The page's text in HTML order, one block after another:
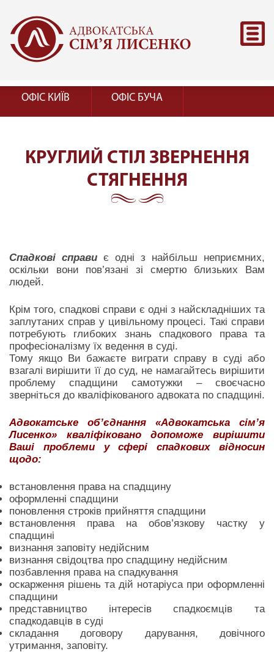
ОФІС КИЇВ ОФІС БУЧА
КРУГЛИЙ СТІЛ ЗВЕРНЕННЯ
СТЯГНЕННЯ
Спадкові справи є одні з найбільш неприємних,
оскільки вони пов’язані зі смертю близьких Вам
людей.
Крім того, спадкові справи є одні з найскладніших та
заплутаних справ у цивільному процесі. Такі справи
потребують глибоких знань спадкового права та
професіоналізму їх ведення в суді.
Тому якщо Ви бажаєте виграти справу в суді або
взагалі вирішити її до суд, не намагайтесь вирішити
проблему спадщини самотужки – своєчасно
зверніться до кваліфікованого адвоката по спадщині.
Адвокатське об’єднання «Адвокатська сім’я
Лисенко» кваліфіковано допоможе вирішити
Ваші проблеми у сфері спадкових відносин
щодо:
встановлення права на спадщину
оформленні спадщини
поновлення строків прийняття спадщини
встановлення права на обов’язкову частку у
спадщині
визнання заповіту недійсним
визнання свідоцтва про спадщину недійсним
позбавлення права на спадкування
оскарження рішень та дій нотаріуса при оформленні
спадщини
представництво інтересів спадкоємців та
спадкодавців в суді
складання договору дарування, довічного
утримання, заповіту.